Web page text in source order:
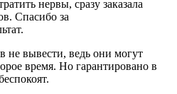
нервы, сразу заказала
Спасибо за
не вывести, ведь они могут
время. Но гарантировано в